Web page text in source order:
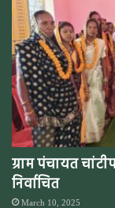
ग्राम पंचायत
निर्वाचित
March 10, 2025